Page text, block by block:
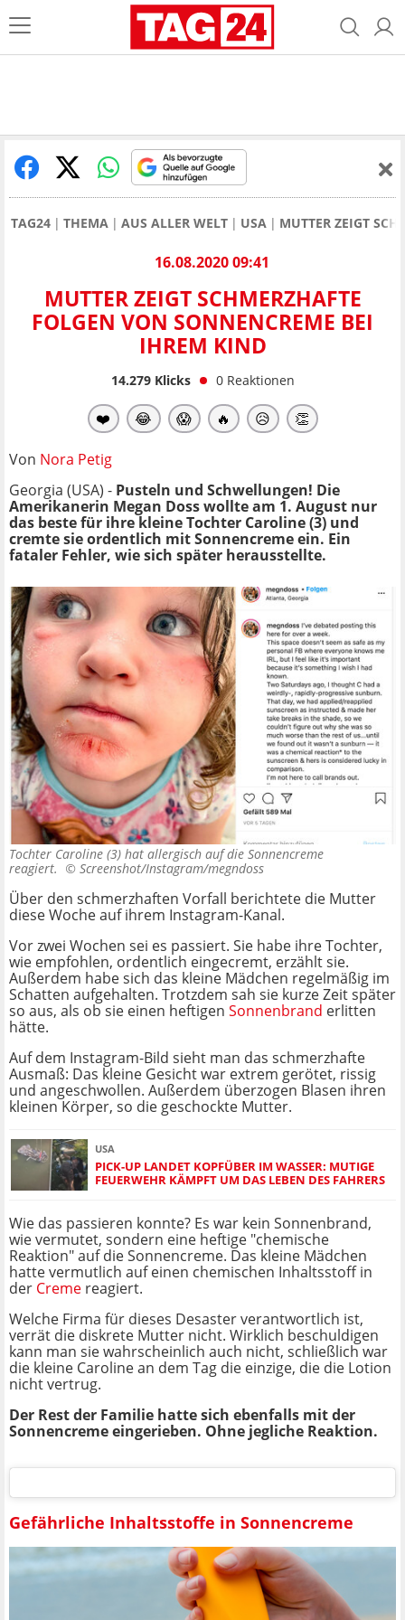
TAG24 THEMA AUS ALLER WELT USA MUTTER ZEIGT
16.08.2020 09:41
MUTTER ZEIGT SCHMERZHAFTE
FOLGEN VON SONNENCREME BEI
IHREM KIND
14.279Klicks 0 Reaktionen
❤️ 😂 😱 🔥 😥 👏
Von Nora Petig
Georgia (USA) - Pusteln und Schwellungen! Die
Amerikanerin Megan Doss wollte am 1. August nur
das beste für ihre kleine Tochter Caroline (3) und
cremte sie ordentlich mit Sonnencreme ein. Ein
fataler Fehler, wie sich später herausstellte.
Tochter Caroline (3) hat allergisch auf die Sonnencreme
reagiert. © Screenshot/Instagram/megndoss
Über den schmerzhaften Vorfall berichtete die Mutter
diese Woche auf ihrem Instagram-Kanal.
Vor zwei Wochen sei es passiert. Sie habe ihre Tochter,
wie empfohlen, ordentlich eingecremt, erzählt sie.
Außerdem habe sich das kleine Mädchen regelmäßig im
Schatten aufgehalten. Trotzdem sah sie kurze Zeit später
so aus, als ob sie einen heftigen Sonnenbrand erlitten
hätte.
Auf dem Instagram-Bild sieht man das schmerzhafte
Ausmaß: Das kleine Gesicht war extrem gerötet, rissig
und angeschwollen. Außerdem überzogen Blasen ihren
kleinen Körper, so die geschockte Mutter.
USA
PICK-UP LANDET KOPFÜBER IM WASSER: MUTIGE
FEUERWEHR KÄMPFT UM DAS LEBEN DES FAHRERS
Wie das passieren konnte? Es war kein Sonnenbrand,
wie vermutet, sondern eine heftige "chemische
Reaktion" auf die Sonnencreme. Das kleine Mädchen
hatte vermutlich auf einen chemischen Inhaltsstoff in
der Creme reagiert.
Welche Firma für dieses Desaster verantwortlich ist,
verrät die diskrete Mutter nicht. Wirklich beschuldigen
kann man sie wahrscheinlich auch nicht, schließlich war
die kleine Caroline an dem Tag die einzige, die die Lotion
nicht vertrug.
Der Rest der Familie hatte sich ebenfalls mit der
Sonnencreme eingerieben. Ohne jegliche Reaktion.
Gefährliche Inhaltsstoffe in Sonnencreme